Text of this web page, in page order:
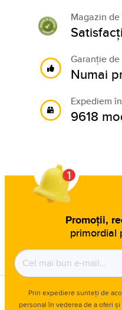
Magazin
Garanție
Numai
Expediem
9618
Promoții,
primordial
Prin expediere sunteți de
personal în vederea de a oferi